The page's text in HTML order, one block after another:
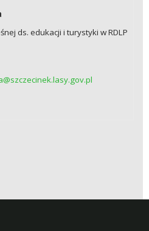
ds. edukacji i turystyki w RDLP